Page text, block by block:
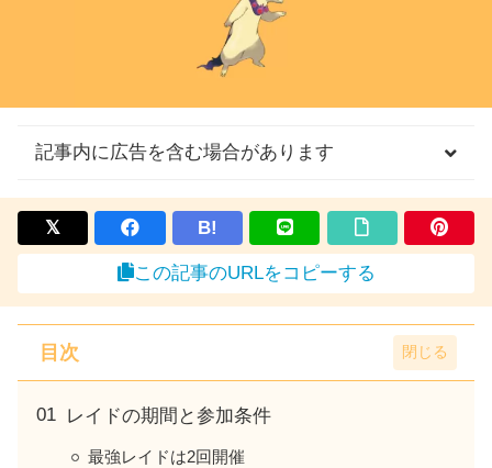
記事内に広告を含む場合があります
B!
この記事のURLをコピーする
目次
レイドの期間と参加条件
最強レイドは2回開催